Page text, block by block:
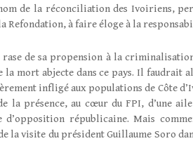
de la réconciliation des Ivoiriens,
Refondation, à faire éloge à la
rase de sa propension à la
la mort abjecte dans ce pays. Il faudrait
infligé aux populations de Côte
la présence, au cœur du FPI, d’une
d’opposition républicaine. Mais
visite du président Guillaume Soro